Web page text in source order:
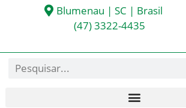
Blumenau | SC | Brasil
(47) 3322-4435